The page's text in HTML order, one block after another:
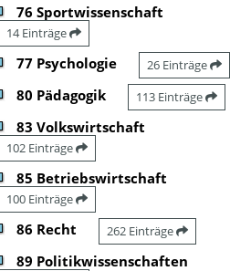
76 Sportwissenschaft
14 Einträge
77 Psychologie 26 Einträge
80 Pädagogik 113 Einträge
83 Volkswirtschaft
102 Einträge
85 Betriebswirtschaft
100 Einträge
86 Recht 262 Einträge
89 Politikwissenschaften